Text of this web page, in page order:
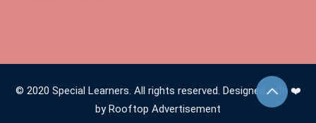
© 2020 Special Learners. All rights reserved. Designed with ❤️
by Rooftop Advertisement